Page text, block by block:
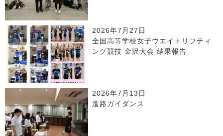
2026年7月27日
全国高等学校女子ウエイトリフティ
ング競技 金沢大会 結果報告
2026年7月13日
進路ガイダンス